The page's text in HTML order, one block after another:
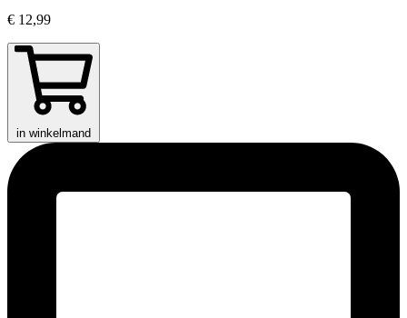
€ 12,99
in winkelmand